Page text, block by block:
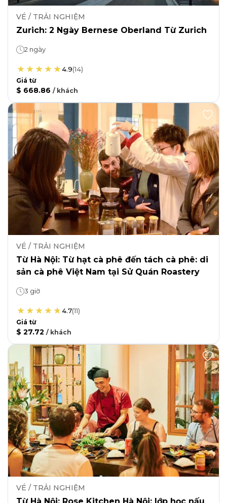
VÉ / TRẢI NGHIỆM
Zurich: 2 Ngày Bernese Oberland Từ Zurich
2 ngày
4.9(14)
Giá từ
$ 668.86 / khách
VÉ / TRẢI NGHIỆM
Từ Hà Nội: Từ hạt cà phê đến tách cà phê: di
sản cà phê Việt Nam tại Sử Quán Roastery
3 giờ
4.7(11)
Giá từ
$ 27.72 / khách
VÉ / TRẢI NGHIỆM